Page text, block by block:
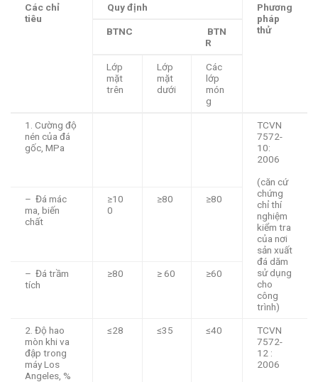
Các chỉ
tiêu
Quy định
Phương
pháp
thử
BTNC
BTN
R
Lớp
mặt
trên
Lớp
mặt
dưới
Các
lớp
món
g
1. Cường độ
nén của đá
gốc, MPa
TCVN
7572-
10:
2006
(căn cứ
chứng
chỉ thí
nghiệm
kiểm tra
của nơi
sản xuất
đá dăm
sử dụng
cho
công
trình)
– Đá mác
ma, biến
chất
≥10
0
≥80 ≥80
– Đá trầm
tích
≥80 ≥ 60 ≥60
2. Độ hao
mòn khi va
đập trong
máy Los
Angeles, %
≤28 ≤35 ≤40
TCVN
7572-
12 :
2006